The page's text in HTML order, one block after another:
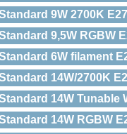
9W 2700K
9,5W RGBW
6W filament
14W/2700K
14W Tunable
14W RGBW